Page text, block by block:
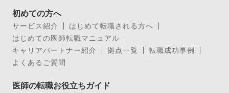
初めての方へ
サービス紹介
はじめて転職される方へ
はじめての医師転職マニュアル
キャリアパートナー紹介
拠点一覧
転職成功事例
よくあるご質問
医師の転職お役立ちガイド